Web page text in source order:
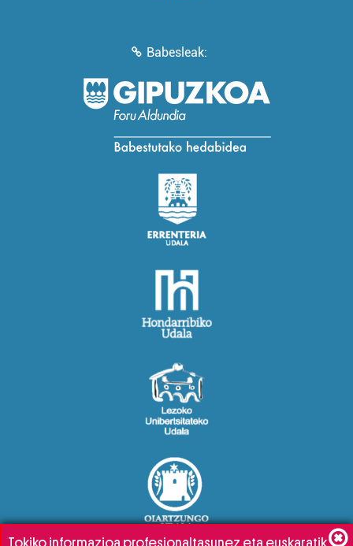
Babesleak:
Tokiko informazioa profesionaltasunez eta euskaratik,